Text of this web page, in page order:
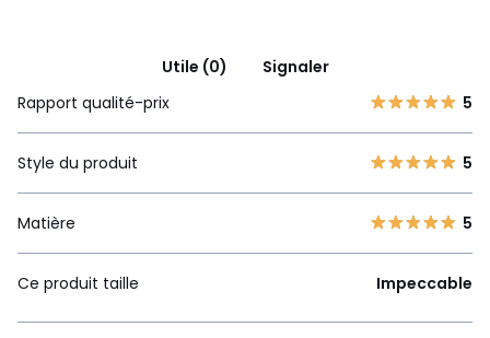
Utile (0)
Signaler
Rapport qualité-prix
5
Style du produit 5
Matière 5
Ce produit taille Impeccable